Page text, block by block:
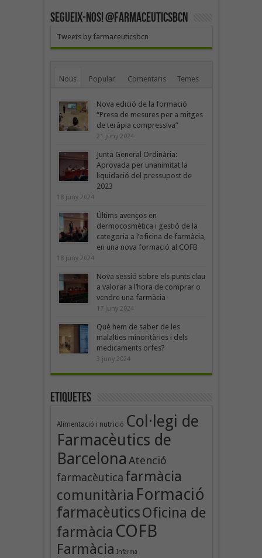
SEGUEIX-NOS! @farmaceuticsbcn
Tweets by farmaceuticsbcn
Nous Popular Comentaris Temes
Nova edició de la formació
“Presa de mesures per a mitges
de teràpia compressiva”
21 juny 2024
Junta General Ordinària:
Aprovada per unanimitat la
liquidació del pressupost de
2023
18 juny 2024
Últims avenços en
dermocosmètica i gestió de la
categoria a l’oficina de farmàcia,
en una nova formació al COFB
18 juny 2024
Nova sessió sobre els punts clau
a valorar a l’hora de comprar o
vendre una farmàcia
17 juny 2024
Què hem de saber de les
malalties minoritàries i dels
medicaments orfes?
3 juny 2024
Etiquetes
Alimentació i nutrició Col·legi de
Farmacèutics de
Barcelona Atenció
farmacèutica farmàcia
comunitària Formació
farmacèuticsOficina de
farmàcia COFB
Farmàcia Infarma